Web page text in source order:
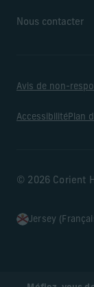
Nous contacter
Avis de non-
AccessibilitéPlan
© 2026 Corient
Jersey